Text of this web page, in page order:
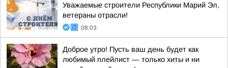
Уважаемые строители Республики Марий Эл,
ветераны отрасли!
08:03
Доброе утро! Пусть ваш день будет как
любимый плейлист — только хиты и ни